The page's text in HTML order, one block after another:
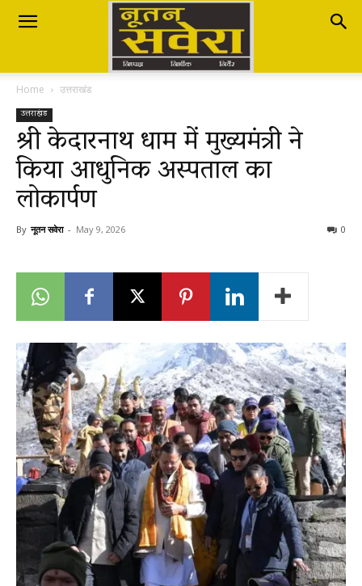
Nutan
Savera
नूतन
सवेरा
Breaking
News
LIVE
Home उत्तराखंड
उत्तराखंड
श्री केदारनाथ धाम में मुख्यमंत्री ने
किया आधुनिक अस्पताल का
लोकार्पण
By नूतन सवेरा - May 9, 2026 0